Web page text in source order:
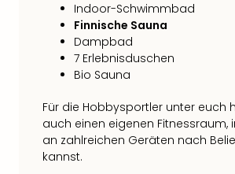
Indoor-Schwimmbad
Finnische Sauna
Dampbad
7 Erlebnisduschen
Bio Sauna
Für die Hobbysportler unter euch
auch einen eigenen Fitnessraum,
an zahlreichen Geräten nach
kannst.